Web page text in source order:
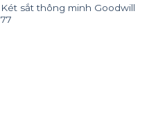
Két sắt thông minh Goodwill
77